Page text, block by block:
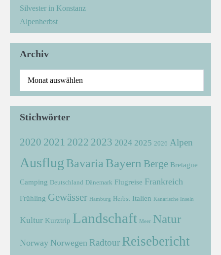
Silvester in Konstanz
Alpenherbst
Archiv
Stichwörter
2020 2021 2022 2023 2024 2025 2026 Alpen
Ausflug Bavaria Bayern Berge Bretagne
Camping Deutschland Dänemark Flugreise Frankreich
Frühling Gewässer Hamburg Herbst Italien Kanarische Inseln
Kultur Kurztrip Landschaft Meer Natur
Norway Norwegen Radtour Reisebericht